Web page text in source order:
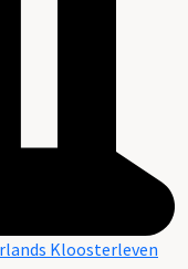
Kloosterleven